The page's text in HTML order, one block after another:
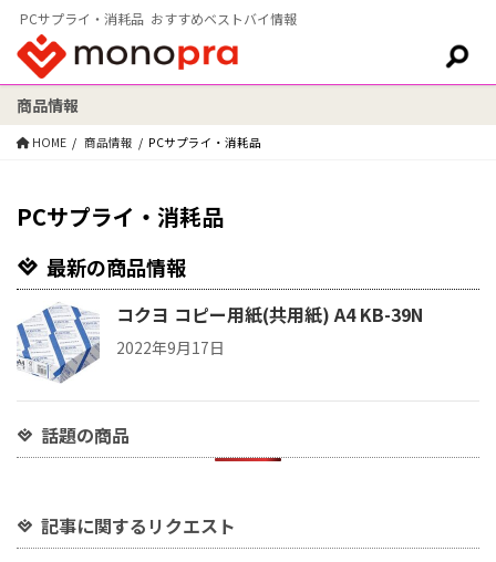
PCサプライ・消耗品 おすすめベストバイ情報
検索:
商品情報
HOME 商品情報 PCサプライ・消耗品
PCサプライ・消耗品
最新の商品情報
コクヨ コピー用紙(共用紙) A4 KB-39N
2022年9月17日
話題の商品
記事に関するリクエスト